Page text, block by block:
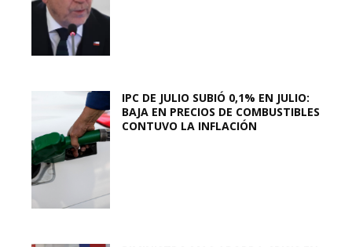
IPC DE JULIO SUBIÓ 0,1% EN JULIO:
BAJA EN PRECIOS DE COMBUSTIBLES
CONTUVO LA INFLACIÓN